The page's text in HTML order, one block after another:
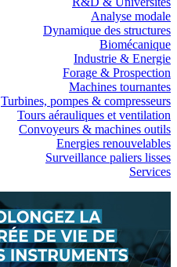
Analyse modale
Dynamique des structures
Biomécanique
Industrie & Energie
Forage & Prospection
Machines tournantes
Turbines, pompes & compresseurs
Tours aérauliques et ventilation
Convoyeurs & machines outils
Energies renouvelables
Surveillance paliers lisses
Services